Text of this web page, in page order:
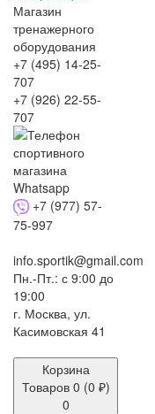
Магазин
тренажерного
оборудования
+7 (495) 14-25-
707
+7 (926) 22-55-
707
+7 (977) 57-
75-997
info.sportik@gmail.com
Пн.-Пт.: с 9:00 до
19:00
г. Москва, ул.
Касимовская 41
Корзина
Товаров 0 (0 ₽)
0